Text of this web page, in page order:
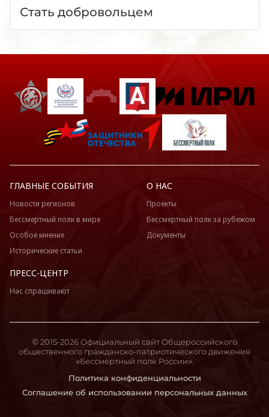
Стать добровольцем
ГЛАВНЫЕ СОБЫТИЯ
Новости регионов
Бессмертный полк в мире
Особое мнение
Исторические статьи
О НАС
Проекты
Бессмертный полк за рубежом
Документы
ПРЕСС-ЦЕНТР
Нас спрашивают
Политика конфиденциальности
Соглашение об использовании персональных данных
© 2015-2026 Официальный сайт Общероссийского
общественного гражданско-патриотического движения
«Бессмертный полк России».